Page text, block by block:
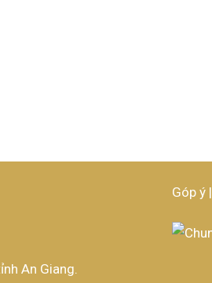
An Giang.
Góp ý |